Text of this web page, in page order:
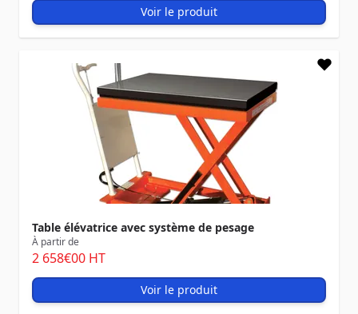
Voir le produit
Table élévatrice avec système de pesage
À partir de
2 658€00 HT
Voir le produit